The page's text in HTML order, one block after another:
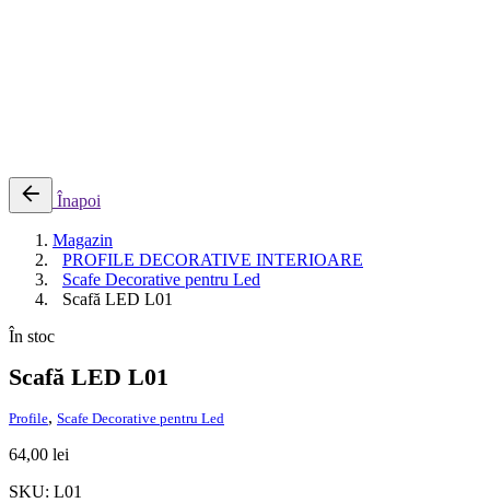
Înapoi
Magazin
PROFILE DECORATIVE INTERIOARE
Scafe Decorative pentru Led
Scafă LED L01
În stoc
Scafă LED L01
Profile, Scafe Decorative pentru Led
64,00 lei
SKU: L01